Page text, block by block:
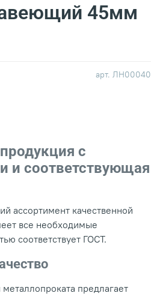
арт. ЛН00040
45мм
с
и соответствующая
ассортимент качественной
все необходимые
соответствует ГОСТ.
предлагает